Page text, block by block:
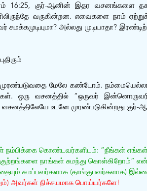
குர்-ஆனின் இதர வசனங்களை
வருகின்றன. எவைகளை நாம்
அல்லது முடியாதா?
மேலே கண்டோம்.
ஒரு வசனத்தில் “ஒருவர்
வசனத்திலேயே உடனே முரண்படுகின்றது குர்-
நம்பிக்கை கொண்டவர்களிடம்: “நீங்கள்
நாங்கள் சுமந்து கொள்கிறோம்”
சுமப்பவர்களாக (தாங்குபவர்களாக)
அவர்கள் நிச்சயமாக பொய்யர்களே!